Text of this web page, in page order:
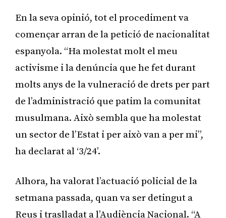
En la seva opinió, tot el procediment va
començar arran de la petició de nacionalitat
espanyola. “Ha molestat molt el meu
activisme i la denúncia que he fet durant
molts anys de la vulneració de drets per part
de l’administració que patim la comunitat
musulmana. Això sembla que ha molestat
un sector de l’Estat i per això van a per mi”,
ha declarat al ‘3/24’.
Alhora, ha valorat l’actuació policial de la
setmana passada, quan va ser detingut a
Reus i traslladat a l’Audiència Nacional. “A